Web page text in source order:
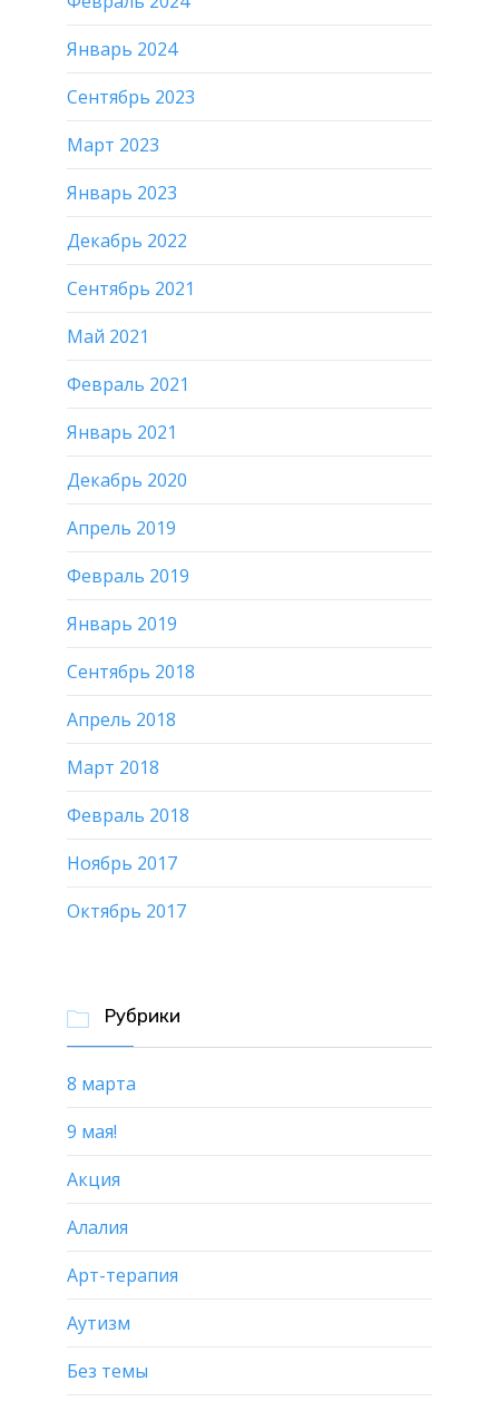
Январь 2024
Сентябрь 2023
Март 2023
Январь 2023
Декабрь 2022
Сентябрь 2021
Май 2021
Февраль 2021
Январь 2021
Декабрь 2020
Апрель 2019
Февраль 2019
Январь 2019
Сентябрь 2018
Апрель 2018
Март 2018
Февраль 2018
Ноябрь 2017
Октябрь 2017
 Рубрики
8 марта
9 мая!
Акция
Алалия
Арт-терапия
Аутизм
Без темы